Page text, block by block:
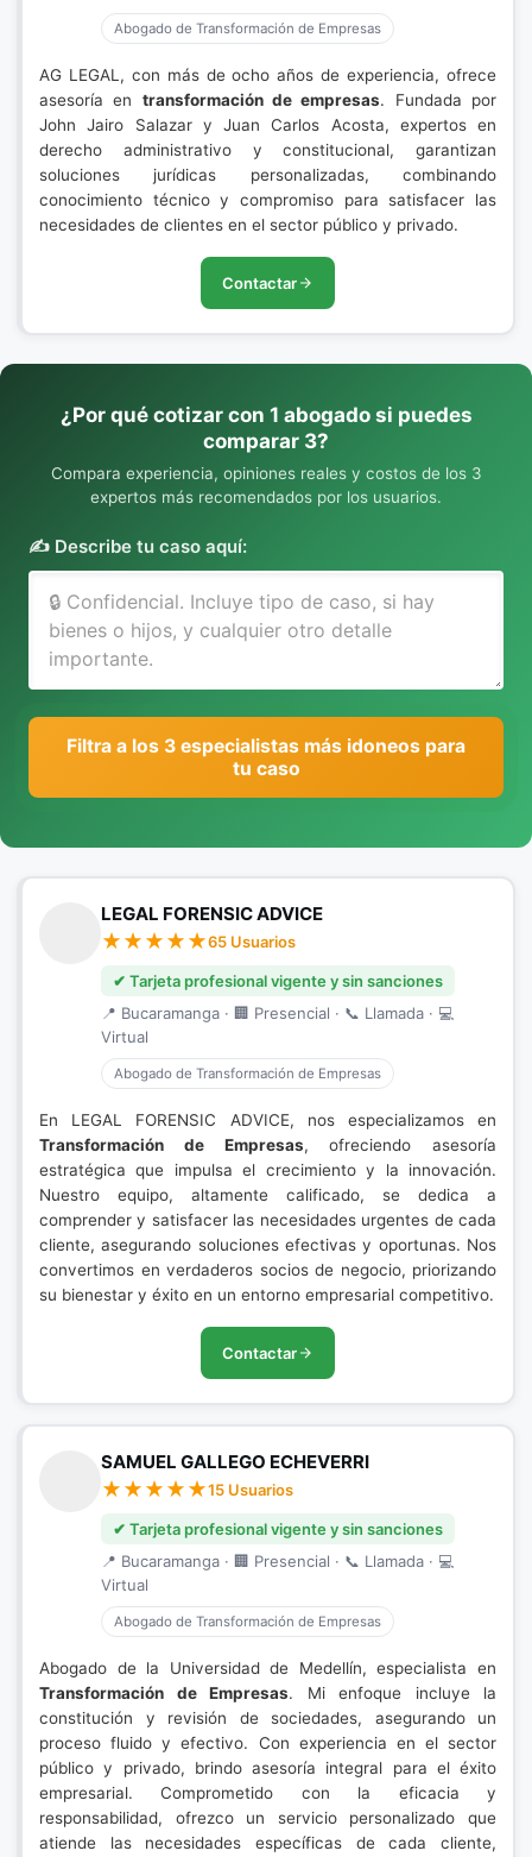
Abogado de Transformación de Empresas
AG LEGAL, con más de ocho años de experiencia, ofrece
asesoría en transformación de empresas. Fundada por
John Jairo Salazar y Juan Carlos Acosta, expertos en
derecho administrativo y constitucional, garantizan
soluciones jurídicas personalizadas, combinando
conocimiento técnico y compromiso para satisfacer las
necesidades de clientes en el sector público y privado.
Contactar
¿Por qué cotizar con 1 abogado si puedes
comparar 3?
Compara experiencia, opiniones reales y costos de los 3
expertos más recomendados por los usuarios.
✍️ Describe tu caso aquí:
Filtra a los 3 especialistas más idoneos para
tu caso
LEGAL FORENSIC ADVICE
65 Usuarios
✔ Tarjeta profesional vigente y sin sanciones
📍 Bucaramanga · 🏢 Presencial · 📞 Llamada · 💻
Virtual
Abogado de Transformación de Empresas
En LEGAL FORENSIC ADVICE, nos especializamos en
Transformación de Empresas, ofreciendo asesoría
estratégica que impulsa el crecimiento y la innovación.
Nuestro equipo, altamente calificado, se dedica a
comprender y satisfacer las necesidades urgentes de cada
cliente, asegurando soluciones efectivas y oportunas. Nos
convertimos en verdaderos socios de negocio, priorizando
su bienestar y éxito en un entorno empresarial competitivo.
Contactar
SAMUEL GALLEGO ECHEVERRI
15 Usuarios
✔ Tarjeta profesional vigente y sin sanciones
📍 Bucaramanga · 🏢 Presencial · 📞 Llamada · 💻
Virtual
Abogado de Transformación de Empresas
Abogado de la Universidad de Medellín, especialista en
Transformación de Empresas. Mi enfoque incluye la
constitución y revisión de sociedades, asegurando un
proceso fluido y efectivo. Con experiencia en el sector
público y privado, brindo asesoría integral para el éxito
empresarial. Comprometido con la eficacia y
responsabilidad, ofrezco un servicio personalizado que
atiende las necesidades específicas de cada cliente,